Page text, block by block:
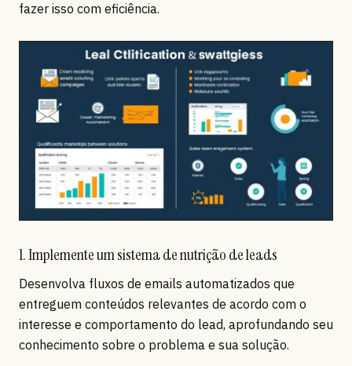
fazer isso com eficiência.
1. Implemente um sistema de nutrição de leads
Desenvolva fluxos de emails automatizados que
entreguem conteúdos relevantes de acordo com o
interesse e comportamento do lead, aprofundando seu
conhecimento sobre o problema e sua solução.